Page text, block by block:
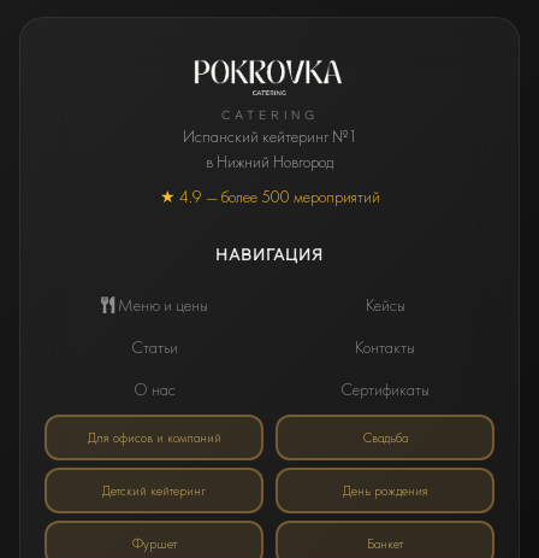
CATERING
Испанский кейтеринг №1
в Нижний Новгород
★ 4.9 — более 500 мероприятий
НАВИГАЦИЯ
Меню и цены
Кейсы
Статьи
Контакты
О нас
Сертификаты
Для офисов и компаний Свадьба
Детский кейтеринг День рождения
Фуршет Банкет